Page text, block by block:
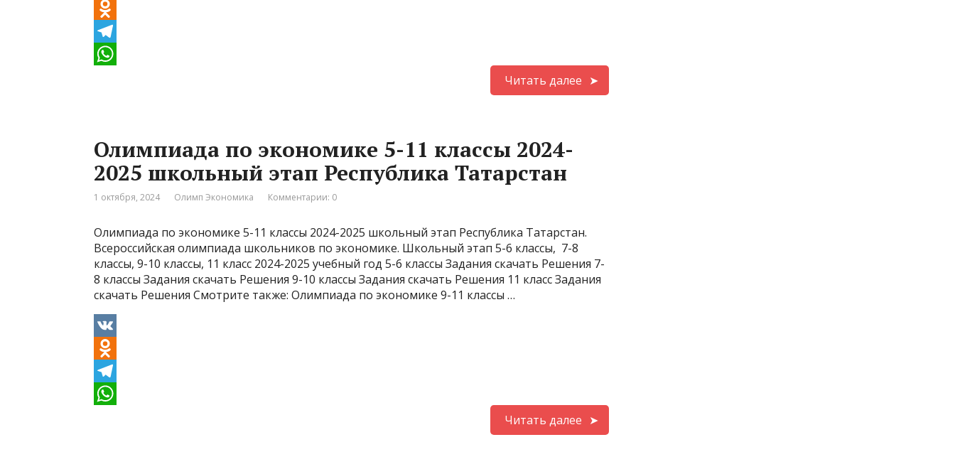
V
K
O
d
l
a
s
n
i
k
i
T
g
r
a
t
s
A
p
Читать далее
Олимпиада по экономике 5-11 классы 2024-
2025 школьный этап Республика Татарстан
1 октября, 2024 Олимп Экономика Комментарии: 0
Олимпиада по экономике 5-11 классы 2024-2025 школьный этап Республика Татарстан.
Всероссийская олимпиада школьников по экономике. Школьный этап 5-6 классы, 7-8
классы, 9-10 классы, 11 класс 2024-2025 учебный год 5-6 классы Задания скачать Решения 7-
8 классы Задания скачать Решения 9-10 классы Задания скачать Решения 11 класс Задания
скачать Решения Смотрите также: Олимпиада по экономике 9-11 классы …
V
K
O
dT
Читать далее